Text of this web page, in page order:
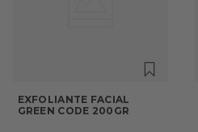
EXFOLIANTE FACIAL
GREEN CODE 200GR